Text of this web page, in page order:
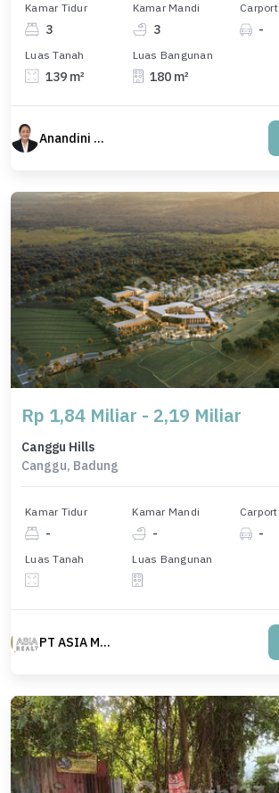
Kamar Tidur
3
Kamar Mandi
3
Carport
-
Luas Tanah
139 m²
Luas Bangunan
180 m²
Anandini Property
Rp 1,84 Miliar - 2,19 Miliar
Canggu Hills
Canggu, Badung
Kamar Tidur
-
Kamar Mandi
-
Carport
-
Luas Tanah Luas Bangunan
PT ASIA MAS REALTY